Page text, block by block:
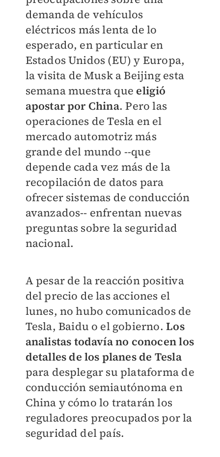
demanda de vehículos
eléctricos más lenta de lo
esperado, en particular en
Estados Unidos (EU) y Europa,
la visita de Musk a Beijing esta
semana muestra que eligió
apostar por China. Pero las
operaciones de Tesla en el
mercado automotriz más
grande del mundo --que
depende cada vez más de la
recopilación de datos para
ofrecer sistemas de conducción
avanzados-- enfrentan nuevas
preguntas sobre la seguridad
nacional.
A pesar de la reacción positiva
del precio de las acciones el
lunes, no hubo comunicados de
Tesla, Baidu o el gobierno.Los
analistas todavía no conocen los
detalles de los planes de Tesla
para desplegar su plataforma de
conducción semiautónoma en
China y cómo lo tratarán los
reguladores preocupados por la
seguridad del país.